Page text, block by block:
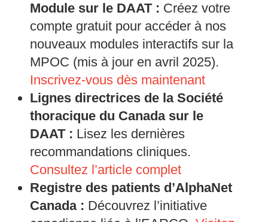
Module sur le DAAT : Créez votre
compte gratuit pour accéder à nos
nouveaux modules interactifs sur la
MPOC (mis à jour en avril 2025).
Inscrivez-vous dès maintenant
Lignes directrices de la Société
thoracique du Canada sur le
DAAT : Lisez les dernières
recommandations cliniques.
Consultez l’article complet
Registre des patients d’AlphaNet
Canada : Découvrez l’initiative